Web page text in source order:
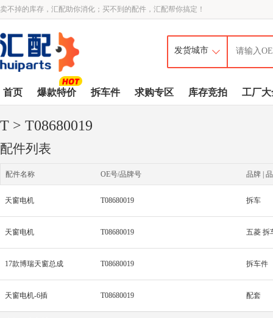
卖不掉的库存，汇配助你消化；买不到的配件，汇配帮你搞定！
首页 爆款特价 拆车件 求购专区 库存竞拍 工厂大
T > T08680019
配件列表
配件名称 OE号/品牌号 品牌 |
天窗电机 T08680019 拆车
天窗电机 T08680019 五菱 拆
17款博瑞天窗总成 T08680019 拆车件
天窗电机-6插 T08680019 配套